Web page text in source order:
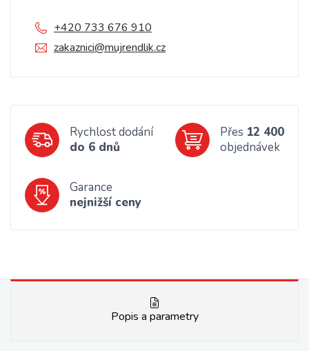
+420 733 676 910
zakaznici@mujrendlik.cz
Rychlost dodání
do 6 dnů
Přes 12 400
objednávek
Garance
nejnižší ceny
Popis a parametry